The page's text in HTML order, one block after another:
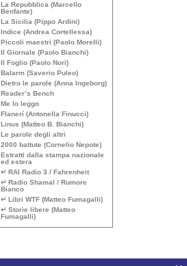
La Repubblica (Marcello
Benfante)
La Sicilia (Pippo Ardini)
Indice (Andrea Cortellessa)
Piccoli maestri (Paolo Morelli)
Il Giornale (Paolo Bianchi)
Il Foglio (Paolo Nori)
Balarm (Saverio Puleo)
Dietro le parole (Anna Ingeborg)
Reader’s Bench
Me lo leggo
Flanerí (Antonella Finucci)
Linus (Matteo B. Bianchi)
Le parole degli altri
2000 battute (Cornelio Nepote)
Estratti dalla stampa nazionale
ed estera
↵ RAI Radio 3 / Fahrenheit
↵ Radio Shamal / Rumore
Bianco
↵ Libri WTF (Matteo Fumagalli)
↵ Storie libere (Matteo
Fumagalli)